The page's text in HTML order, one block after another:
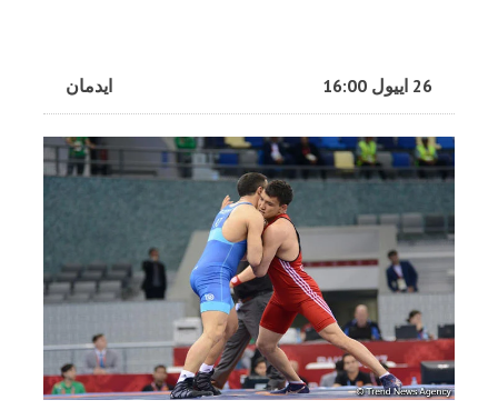
ایدمان 26 اییول 16:00